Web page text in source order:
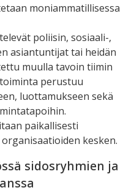
moniammatillisessa
poliisin, sosiaali-,
asiantuntijat tai heidän
muulla tavoin tiimin
perustuu
luottamukseen sekä
paikallisesti
kesken.
sidosryhmien ja